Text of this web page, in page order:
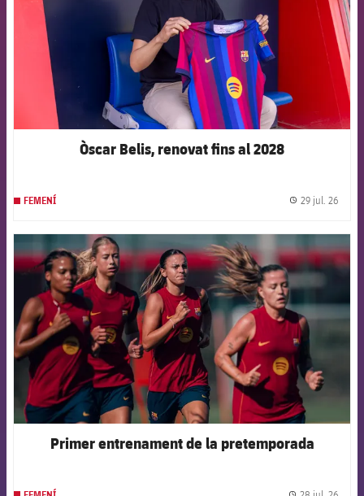
Òscar Belis, renovat fins al 2028
FEMENÍ 29 jul. 26
FCB Barcelona badge
Primer entrenament de la pretemporada